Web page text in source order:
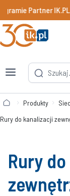
Partner IK.PL?
Produkty
Rury do kanalizacji
Rury